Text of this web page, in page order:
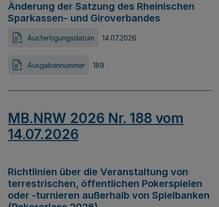
Änderung der Satzung des Rheinischen
Sparkassen- und Giroverbandes
Ausfertigungsdatum 14.07.2026
Ausgabennummer 189
MB.NRW 2026 Nr. 188 vom
14.07.2026
Richtlinien über die Veranstaltung von
terrestrischen, öffentlichen Pokerspielen
oder -turnieren außerhalb von Spielbanken